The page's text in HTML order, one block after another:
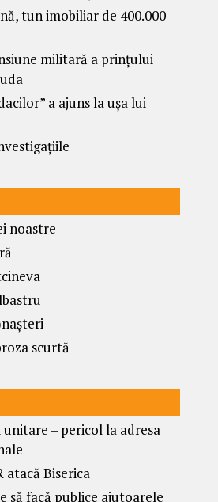
tun imobiliar de 400.000
militară a prințului
a ajuns la ușa lui
noastre
scurtă
unitare – pericol la adresa
atacă Biserica
să facă publice ajutoarele